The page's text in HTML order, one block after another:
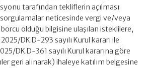
tarafından tekliflerin açılması
sorgulamalar neticesinde vergi ve/veya
olduğu bilgisine ulaşılan isteklilere,
DK.D-293 sayılı Kurul kararı ile
DK.D-361 sayılı Kurul kararına göre
geri alınarak) ihaleye katılım belgesine